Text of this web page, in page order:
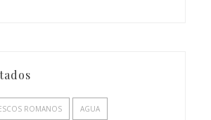
ROMANOS AGUA